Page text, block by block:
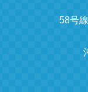
58号